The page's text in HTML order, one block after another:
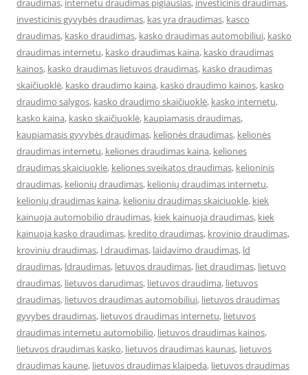
draudimas, internetu draudimas pigiausias, investicinis draudimas,
investicinis gyvybės draudimas, kas yra draudimas, kasco
draudimas, kasko draudimas, kasko draudimas automobiliui, kasko
draudimas internetu, kasko draudimas kaina, kasko draudimas
kainos, kasko draudimas lietuvos draudimas, kasko draudimas
skaičiuoklė, kasko draudimo kaina, kasko draudimo kainos, kasko
draudimo salygos, kasko draudimo skaičiuoklė, kasko internetu,
kasko kaina, kasko skaičiuoklė, kaupiamasis draudimas,
kaupiamasis gyvybės draudimas, kelionės draudimas, kelionės
draudimas internetu, keliones draudimas kaina, keliones
draudimas skaiciuokle, keliones sveikatos draudimas, kelioninis
draudimas, kelionių draudimas, kelionių draudimas internetu,
kelionių draudimas kaina, kelioniu draudimas skaiciuokle, kiek
kainuoja automobilio draudimas, kiek kainuoja draudimas, kiek
kainuoja kasko draudimas, kredito draudimas, krovinio draudimas,
kroviniu draudimas, l draudimas, laidavimo draudimas, ld
draudimas, ldraudimas, letuvos draudimas, liet draudimas, lietuvo
draudimas, lietuvos darudimas, lietuvos draudima, lietuvos
draudimas, lietuvos draudimas automobiliui, lietuvos draudimas
gyvybes draudimas, lietuvos draudimas internetu, lietuvos
draudimas internetu automobilio, lietuvos draudimas kainos,
lietuvos draudimas kasko, lietuvos draudimas kaunas, lietuvos
draudimas kaune, lietuvos draudimas klaipeda, lietuvos draudimas